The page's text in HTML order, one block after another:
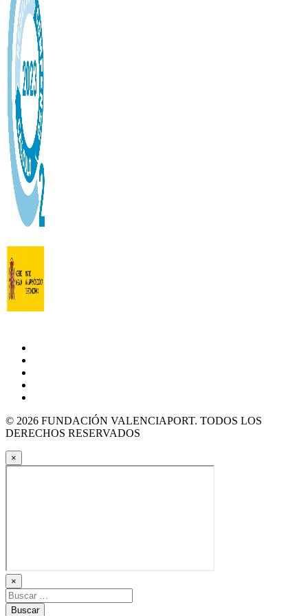
© 2026 FUNDACIÓN VALENCIAPORT. TODOS LOS
DERECHOS RESERVADOS
×
×